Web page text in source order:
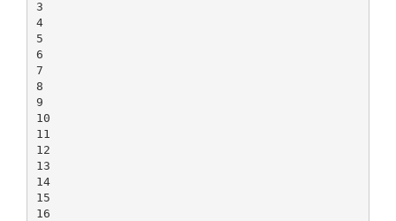
3
4
5
6
7
8
9
10
11
12
13
14
15
16